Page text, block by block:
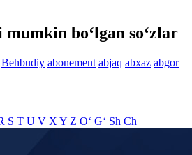
bo‘lgan so‘zlar
Behbudiy abonement abjaq abxaz abgor
S T U V XY Z O‘ G‘ Sh Ch